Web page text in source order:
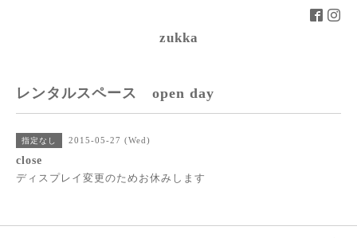
zukka
レンタルスペース open day
指定なし 2015-05-27 (Wed)
close
ディスプレイ変更のためお休みします